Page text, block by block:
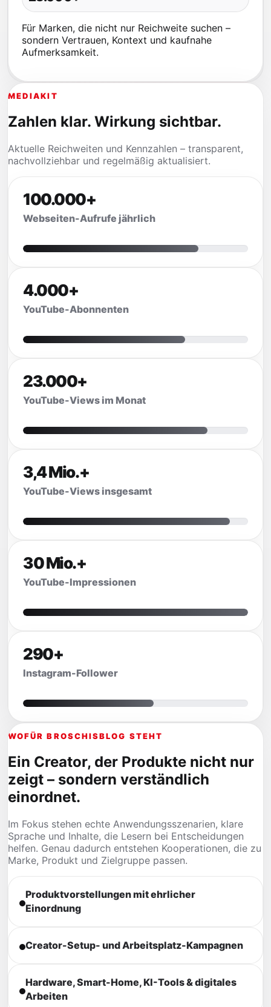
Für Marken, die nicht nur Reichweite suchen –
sondern Vertrauen, Kontext und kaufnahe
Aufmerksamkeit.
MEDIAKIT
Zahlen klar. Wirkung sichtbar.
Aktuelle Reichweiten und Kennzahlen – transparent,
nachvollziehbar und regelmäßig aktualisiert.
100.000+
Webseiten-Aufrufe jährlich
4.000+
YouTube-Abonnenten
23.000+
YouTube-Views im Monat
3,4 Mio.+
YouTube-Views insgesamt
30 Mio.+
YouTube-Impressionen
290+
Instagram-Follower
WOFÜR BROSCHISBLOG STEHT
Ein Creator, der Produkte nicht nur
zeigt – sondern verständlich
einordnet.
Im Fokus stehen echte Anwendungsszenarien, klare
Sprache und Inhalte, die Lesern bei Entscheidungen
helfen. Genau dadurch entstehen Kooperationen, die zu
Marke, Produkt und Zielgruppe passen.
Produktvorstellungen mit ehrlicher
Einordnung
Creator-Setup- und Arbeitsplatz-Kampagnen
Hardware, Smart-Home, KI-Tools & digitales
Arbeiten